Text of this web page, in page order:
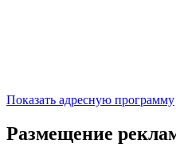
Показать адресную программу
Размещение